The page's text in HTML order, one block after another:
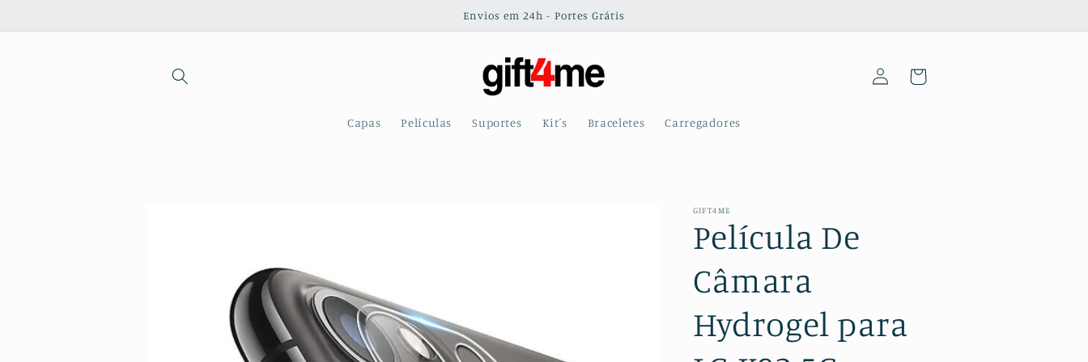
conteúdo
Envios em 24h - Portes Grátis
Capas Películas Suportes Kit´s Braceletes Carregadores
Iniciar
sessão
Carrinho
GIFT4ME
Película De
Câmara
Hydrogel para